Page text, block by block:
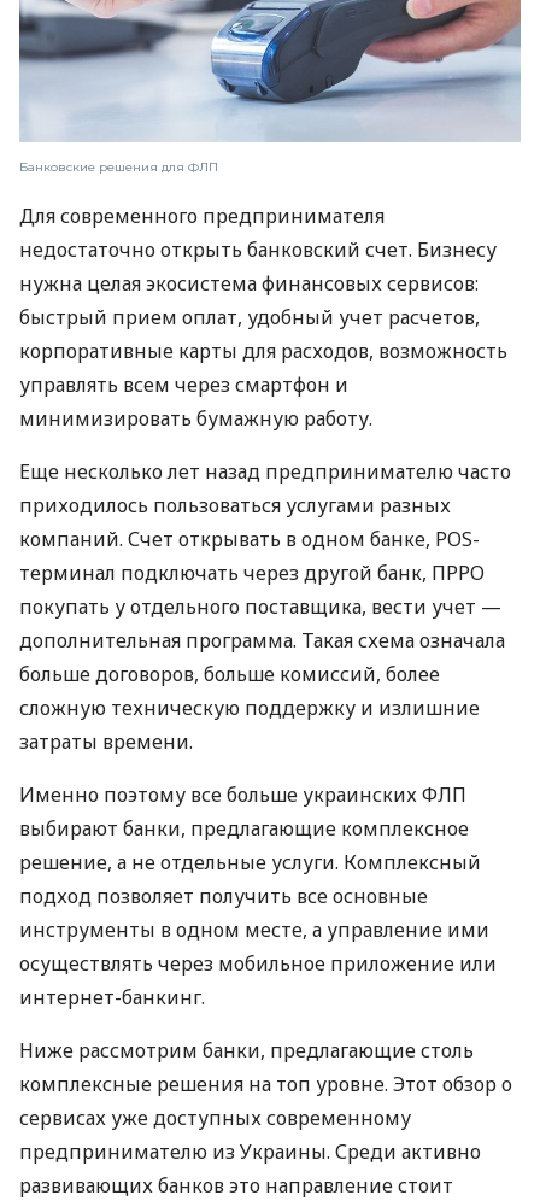
Банковские решения для ФЛП
Для современного предпринимателя
недостаточно открыть банковский счет. Бизнесу
нужна целая экосистема финансовых сервисов:
быстрый прием оплат, удобный учет расчетов,
корпоративные карты для расходов, возможность
управлять всем через смартфон и
минимизировать бумажную работу.
Еще несколько лет назад предпринимателю часто
приходилось пользоваться услугами разных
компаний. Счет открывать в одном банке, POS-
терминал подключать через другой банк, ПРРО
покупать у отдельного поставщика, вести учет —
дополнительная программа. Такая схема означала
больше договоров, больше комиссий, более
сложную техническую поддержку и излишние
затраты времени.
Именно поэтому все больше украинских ФЛП
выбирают банки, предлагающие комплексное
решение, а не отдельные услуги. Комплексный
подход позволяет получить все основные
инструменты в одном месте, а управление ими
осуществлять через мобильное приложение или
интернет-банкинг.
Ниже рассмотрим банки, предлагающие столь
комплексные решения на топ уровне. Этот обзор о
сервисах уже доступных современному
предпринимателю из Украины. Среди активно
развивающих банков это направление стоит